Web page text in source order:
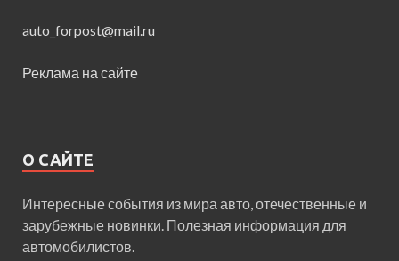
auto_forpost@mail.ru
Реклама на сайте
О САЙТЕ
Интересные события из мира авто, отечественные и
зарубежные новинки. Полезная информация для
автомобилистов.